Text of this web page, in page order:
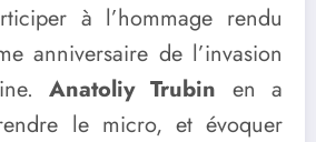
à l’hommage rendu
anniversaire de l’invasion
Anatoliy Trubin en a
le micro, et évoquer